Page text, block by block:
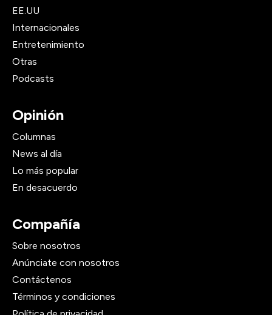
EE.UU
Internacionales
Entretenimiento
Otras
Podcasts
Opinión
Columnas
News al día
Lo más popular
En desacuerdo
Compañía
Sobre nosotros
Anúnciate con nosotros
Contáctenos
Términos y condiciones